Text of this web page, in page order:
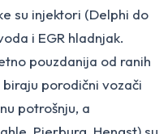
su injektori (Delphi do
i EGR hladnjak.
pouzdanija od ranih
porodični vozači
potrošnju, a